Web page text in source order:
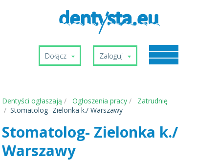
Dołącz Zaloguj
Dentyści ogłaszają Ogłoszenia pracy
Zatrudnię
Stomatolog- Zielonka k./ Warszawy
Stomatolog- Zielonka k./
Warszawy